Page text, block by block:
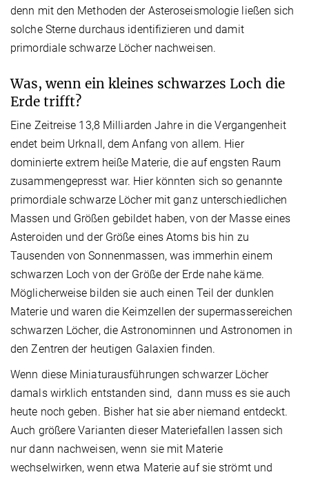
denn mit den Methoden der Asteroseismologie ließen sich
solche Sterne durchaus identifizieren und damit
primordiale schwarze Löcher nachweisen.
Was, wenn ein kleines schwarzes Loch die
Erde trifft?
Eine Zeitreise 13,8 Milliarden Jahre in die Vergangenheit
endet beim Urknall, dem Anfang von allem. Hier
dominierte extrem heiße Materie, die auf engsten Raum
zusammengepresst war. Hier könnten sich so genannte
primordiale schwarze Löcher mit ganz unterschiedlichen
Massen und Größen gebildet haben, von der Masse eines
Asteroiden und der Größe eines Atoms bis hin zu
Tausenden von Sonnenmassen, was immerhin einem
schwarzen Loch von der Größe der Erde nahe käme.
Möglicherweise bilden sie auch einen Teil der dunklen
Materie und waren die Keimzellen der supermassereichen
schwarzen Löcher, die Astronominnen und Astronomen in
den Zentren der heutigen Galaxien finden.
Wenn diese Miniaturausführungen schwarzer Löcher
damals wirklich entstanden sind, dann muss es sie auch
heute noch geben. Bisher hat sie aber niemand entdeckt.
Auch größere Varianten dieser Materiefallen lassen sich
nur dann nachweisen, wenn sie mit Materie
wechselwirken, wenn etwa Materie auf sie strömt und